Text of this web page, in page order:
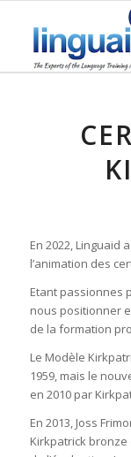
En 2022, Linguaid
l’animation des
Etant passionnes
nous positionner
de la formation
Le Modèle
1959, mais le
en 2010 par
En 2013, Joss
Kirkpatrick